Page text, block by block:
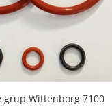
grup Wittenborg 7100